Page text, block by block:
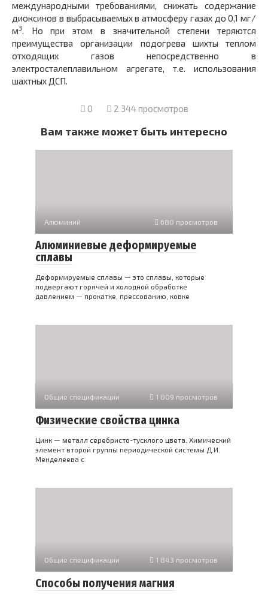
международными требованиями, снижать содержание
диоксинов в выбрасываемых в атмосферу газах до 0,1 мг/
м3. Но при этом в значительной степени теряются
преимущества организации подогрева шихты теплом
отходящих газов непосредственно в
электросталеплавильном агрегате, т.е. использования
шахтных ДСП.
0 2 344 просмотров
Вам также может быть интересно
Алюминий 680 просмотров
Алюминиевые деформируемые
сплавы
Деформируемые сплавы — это сплавы, которые
подвергают горячей и холодной обработке
давлением — прокатке, прессованию, ковке
Общие спецификации 1 809 просмотров
Физические свойства цинка
Цинк — металл серебристо-тусклого цвета. Химический
элемент второй группы периодической системы Д.И.
Менделеева с
Общие спецификации 1 843 просмотров
Способы получения магния